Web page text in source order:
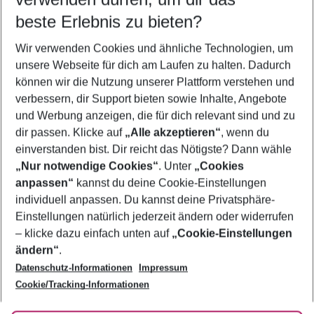
5-8 Nächte
2 Erwachsene Keine Kinder
Mehr Filter anzeigen
Footer
Footer navigation
Über uns
AGB
Bestpreisgarantie
Cookie-Einstellungen ändern
Cookie-Richtlinie
Agenturbetreuung
Barrierefreies Reisen
Folge uns
beste Erlebnis zu bieten?
Wir verwenden Cookies und ähnliche Technologien, um
unsere Webseite für dich am Laufen zu halten. Dadurch
können wir die Nutzung unserer Plattform verstehen und
verbessern, dir Support bieten sowie Inhalte, Angebote
und Werbung anzeigen, die für dich relevant sind und zu
dir passen. Klicke auf „Alle akzeptieren“, wenn du
einverstanden bist. Dir reicht das Nötigste? Dann wähle
„Nur notwendige Cookies“. Unter „Cookies
anpassen“ kannst du deine Cookie-Einstellungen
individuell anpassen. Du kannst deine Privatsphäre-
Einstellungen natürlich jederzeit ändern oder widerrufen
– klicke dazu einfach unten auf „Cookie-Einstellungen
ändern“.
Datenschutz-Informationen
Impressum
Cookie/Tracking-Informationen